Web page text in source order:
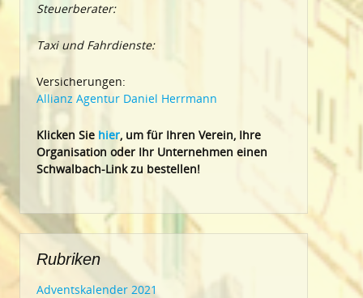
Steuerberater:
Taxi und Fahrdienste:
Versicherungen:
Allianz Agentur Daniel Herrmann
Klicken Sie hier, um für Ihren Verein, Ihre
Organisation oder Ihr Unternehmen einen
Schwalbach-Link zu bestellen!
Rubriken
Adventskalender 2021